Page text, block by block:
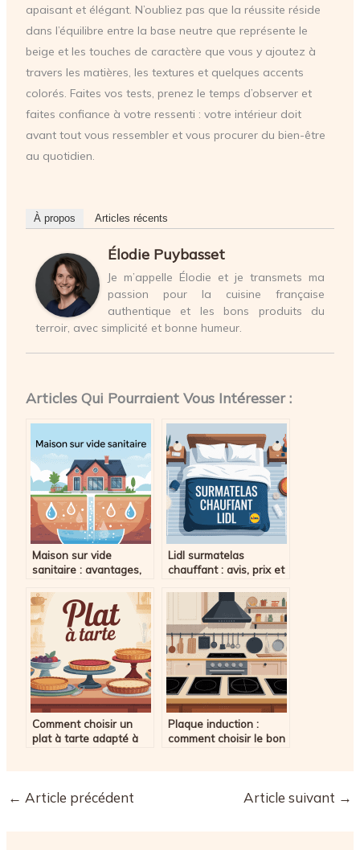
apaisant et élégant. N’oubliez pas que la réussite réside
dans l’équilibre entre la base neutre que représente le
beige et les touches de caractère que vous y ajoutez à
travers les matières, les textures et quelques accents
colorés. Faites vos tests, prenez le temps d’observer et
faites confiance à votre ressenti : votre intérieur doit
avant tout vous ressembler et vous procurer du bien-être
au quotidien.
À propos Articles récents
Élodie Puybasset
Je m’appelle Élodie et je transmets ma
passion pour la cuisine française
authentique et les bons produits du
terroir, avec simplicité et bonne humeur.
Articles Qui Pourraient Vous Intéresser :
Maison sur vide
sanitaire : avantages,
construire
Lidl surmatelas
chauffant : avis, prix et
Comment choisir un
plat à tarte adapté à
Plaque induction :
comment choisir le bon
← Article précédent Article suivant →